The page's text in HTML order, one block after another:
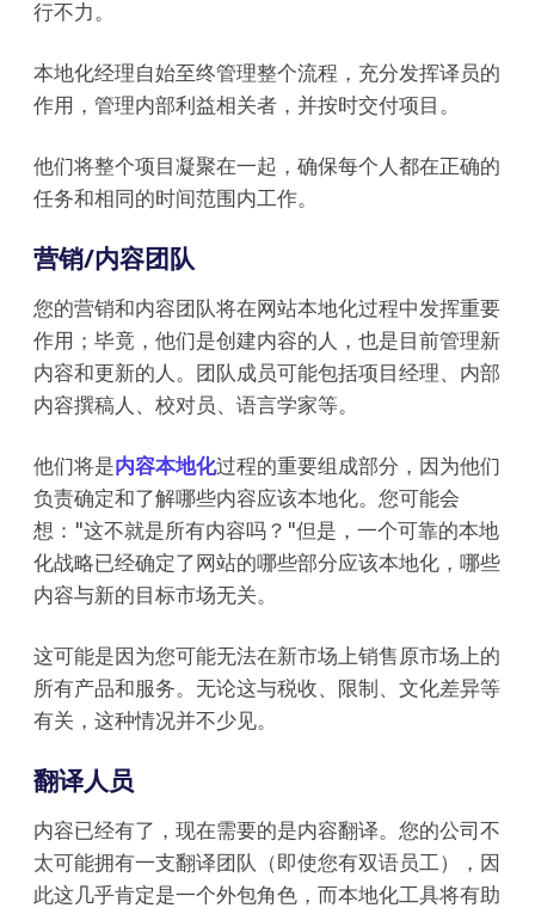
行不力。
本地化经理自始至终管理整个流程，充分发挥译员的
作用，管理内部利益相关者，并按时交付项目。
他们将整个项目凝聚在一起，确保每个人都在正确的
任务和相同的时间范围内工作。
营销/内容团队
您的营销和内容团队将在网站本地化过程中发挥重要
作用；毕竟，他们是创建内容的人，也是目前管理新
内容和更新的人。团队成员可能包括项目经理、内部
内容撰稿人、校对员、语言学家等。
他们将是内容本地化过程的重要组成部分，因为他们
负责确定和了解哪些内容应该本地化。您可能会
想："这不就是所有内容吗？"但是，一个可靠的本地
化战略已经确定了网站的哪些部分应该本地化，哪些
内容与新的目标市场无关。
这可能是因为您可能无法在新市场上销售原市场上的
所有产品和服务。无论这与税收、限制、文化差异等
有关，这种情况并不少见。
翻译人员
内容已经有了，现在需要的是内容翻译。您的公司不
太可能拥有一支翻译团队（即使您有双语员工），因
此这几乎肯定是一个外包角色，而本地化工具将有助